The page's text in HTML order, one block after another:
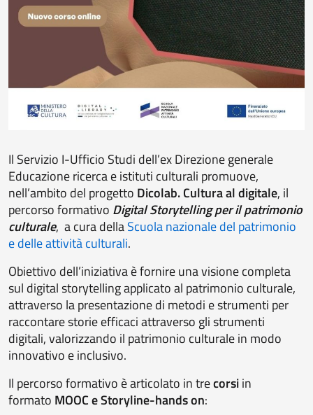
Il Servizio I-Ufficio Studi dell’ex Direzione generale
Educazione ricerca e istituti culturali promuove,
nell’ambito del progetto Dicolab. Cultura al digitale, il
percorso formativo Digital Storytelling per il patrimonio
culturale, a cura dellaScuola nazionale del patrimonio
e delle attività culturali.
Obiettivo dell’iniziativa è fornire una visione completa
sul digital storytelling applicato al patrimonio culturale,
attraverso la presentazione di metodi e strumenti per
raccontare storie efficaci attraverso gli strumenti
digitali, valorizzando il patrimonio culturale in modo
innovativo e inclusivo.
Il percorso formativo è articolato in trecorsiin
formato MOOC e Storyline-hands on: